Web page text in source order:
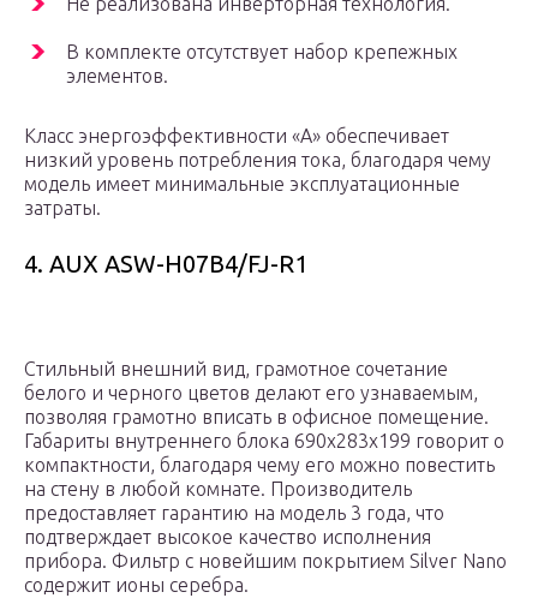
В комплекте отсутствует набор крепежных
элементов.
Класс энергоэффективности «А» обеспечивает
низкий уровень потребления тока, благодаря чему
модель имеет минимальные эксплуатационные
затраты.
4. AUX ASW-H07B4/FJ-R1
Стильный внешний вид, грамотное сочетание
белого и черного цветов делают его узнаваемым,
позволяя грамотно вписать в офисное помещение.
Габариты внутреннего блока 690x283x199 говорит о
компактности, благодаря чему его можно повестить
на стену в любой комнате. Производитель
предоставляет гарантию на модель 3 года, что
подтверждает высокое качество исполнения
прибора. Фильтр с новейшим покрытием Silver Nano
содержит ионы серебра.